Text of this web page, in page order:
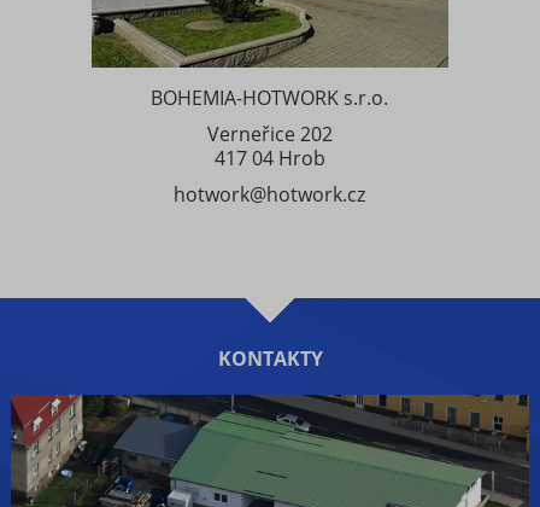
BOHEMIA-HOTWORK s.r.o.
Verneřice 202
417 04 Hrob
hotwork@hotwork.cz
KONTAKTY